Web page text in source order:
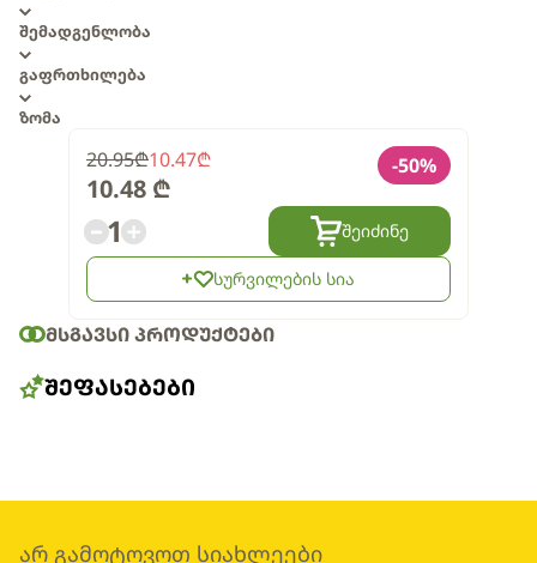
შემადგენლობა
გაფრთხილება
ზომა
20.95₾10.47₾
10.48 ₾
-50%
1 შეიძინე
სურვილების სია
ᲛᲡᲒᲐᲕᲡᲘ ᲞᲠᲝᲓᲣᲥᲢᲔᲑᲘ
ᲨᲔᲤᲐᲡᲔᲑᲔᲑᲘ
არ გამოტოვოთ სიახლეები